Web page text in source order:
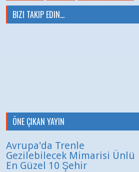
BIZI TAKIP EDIN...
ÖNE ÇIKAN YAYIN
Avrupa'da Trenle
Gezilebilecek Mimarisi Ünlü
En Güzel 10 Şehir